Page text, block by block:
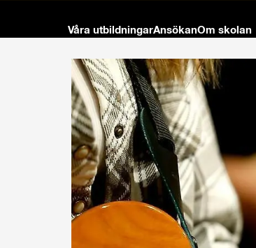
Våra utbildningarAnsökanOm skolan